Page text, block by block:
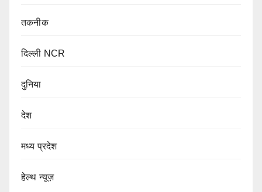
तकनीक
दिल्ली NCR
दुनिया
देश
मध्य प्रदेश
हेल्थ न्यूज़